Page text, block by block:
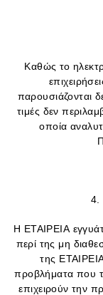
Καθώς το
παρουσιάζονται
τιμές δεν
οποία
4.
Η ΕΤΑΙΡΕΙΑ
περί της μη
της
προβλήματα που
επιχειρούν την